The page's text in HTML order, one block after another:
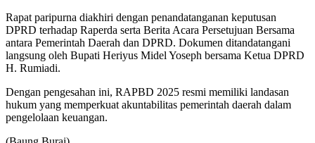
Rapat paripurna diakhiri dengan penandatanganan keputusan
DPRD terhadap Raperda serta Berita Acara Persetujuan Bersama
antara Pemerintah Daerah dan DPRD. Dokumen ditandatangani
langsung oleh Bupati Heriyus Midel Yoseph bersama Ketua DPRD
H. Rumiadi.
Dengan pengesahan ini, RAPBD 2025 resmi memiliki landasan
hukum yang memperkuat akuntabilitas pemerintah daerah dalam
pengelolaan keuangan.